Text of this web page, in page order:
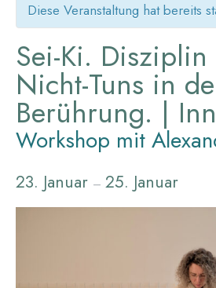
Diese Veranstaltung hat bereits
Sei-Ki. Disziplin
Nicht-Tuns in
Berührung. |
Workshop mit
23. Januar – 25. Januar